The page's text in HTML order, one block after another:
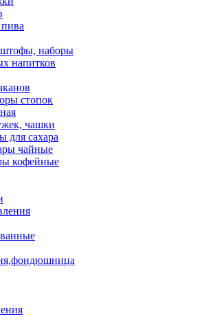
наборы
напитков
стопок
чашки
для сахара
чайные
кофейные